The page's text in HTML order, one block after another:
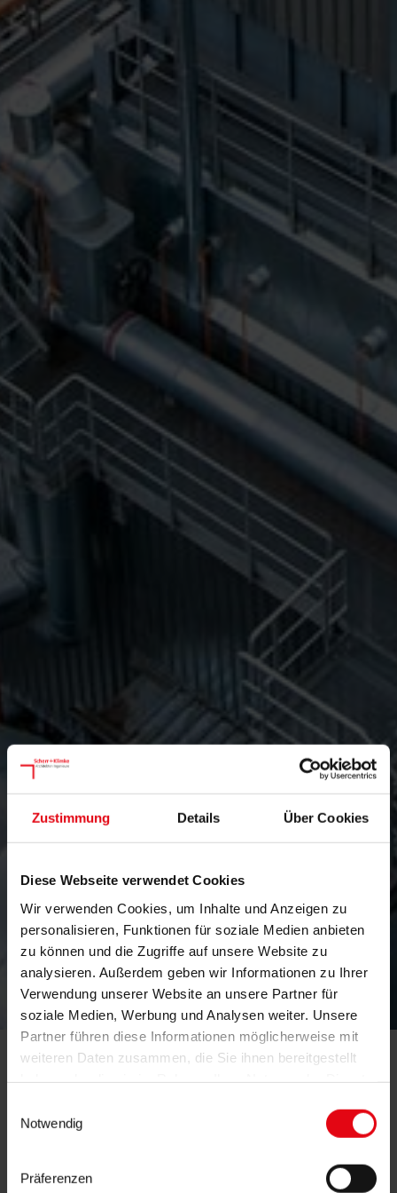
Zustimmung Details Über Cookies
Diese Webseite verwendet Cookies
Wir verwenden Cookies, um Inhalte und Anzeigen zu
personalisieren, Funktionen für soziale Medien anbieten
zu können und die Zugriffe auf unsere Website zu
analysieren. Außerdem geben wir Informationen zu Ihrer
Verwendung unserer Website an unsere Partner für
soziale Medien, Werbung und Analysen weiter. Unsere
Partner führen diese Informationen möglicherweise mit
weiteren Daten zusammen, die Sie ihnen bereitgestellt
Notwendig
Präferenzen
Fabrikplanung | Anlagenplanung.
just think
bigger
Groß denken können wir schon recht lange: